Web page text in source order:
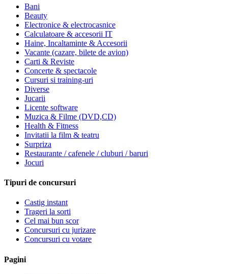
Bani
Beauty
Electronice & electrocasnice
Calculatoare & accesorii IT
Haine, Incaltaminte & Accesorii
Vacante (cazare, bilete de avion)
Carti & Reviste
Concerte & spectacole
Cursuri si training-uri
Diverse
Jucarii
Licente software
Muzica & Filme (DVD,CD)
Health & Fitness
Invitatii la film & teatru
Surpriza
Restaurante / cafenele / cluburi / baruri
Jocuri
Tipuri de concursuri
Castig instant
Trageri la sorti
Cel mai bun scor
Concursuri cu jurizare
Concursuri cu votare
Pagini